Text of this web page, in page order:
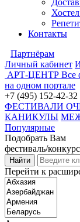
Контакты
Партнёрам
Личный кабинет
АРТ-ЦЕНТР Все
на одном портале
+7 (495) 152-42-32
ФЕСТИВАЛИ
КАНИКУЛЫ
Популярные
Подобрать Вам
фестиваль/
Перейти к